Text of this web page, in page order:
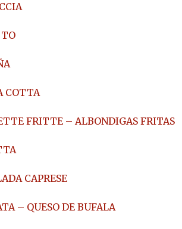
COTTA
FRITTE – ALBONDIGAS FRITAS
CAPRESE
– QUESO DE BUFALA